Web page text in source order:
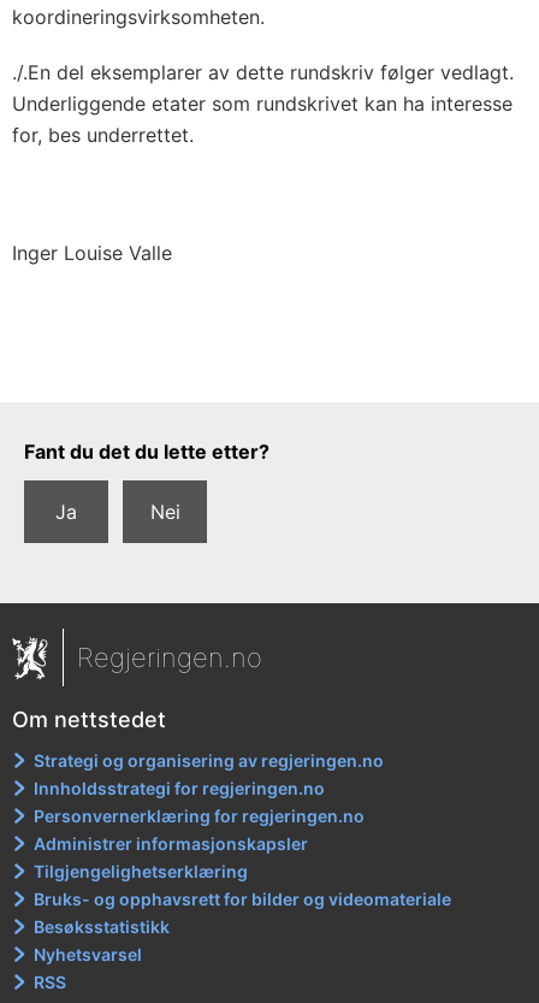
koordineringsvirksomheten.
./.En del eksemplarer av dette rundskriv følger vedlagt.
Underliggende etater som rundskrivet kan ha interesse
for, bes underrettet.
Inger Louise Valle
Tilbakemeldingsskjema
Fant du det du lette etter?
Ja Nei
Regjeringen.no
Om nettstedet
Strategi og organisering av regjeringen.no
Innholdsstrategi for regjeringen.no
Personvernerklæring for regjeringen.no
Administrer informasjonskapsler
Tilgjengelighetserklæring
Bruks- og opphavsrett for bilder og videomateriale
Besøksstatistikk
Nyhetsvarsel
RSS